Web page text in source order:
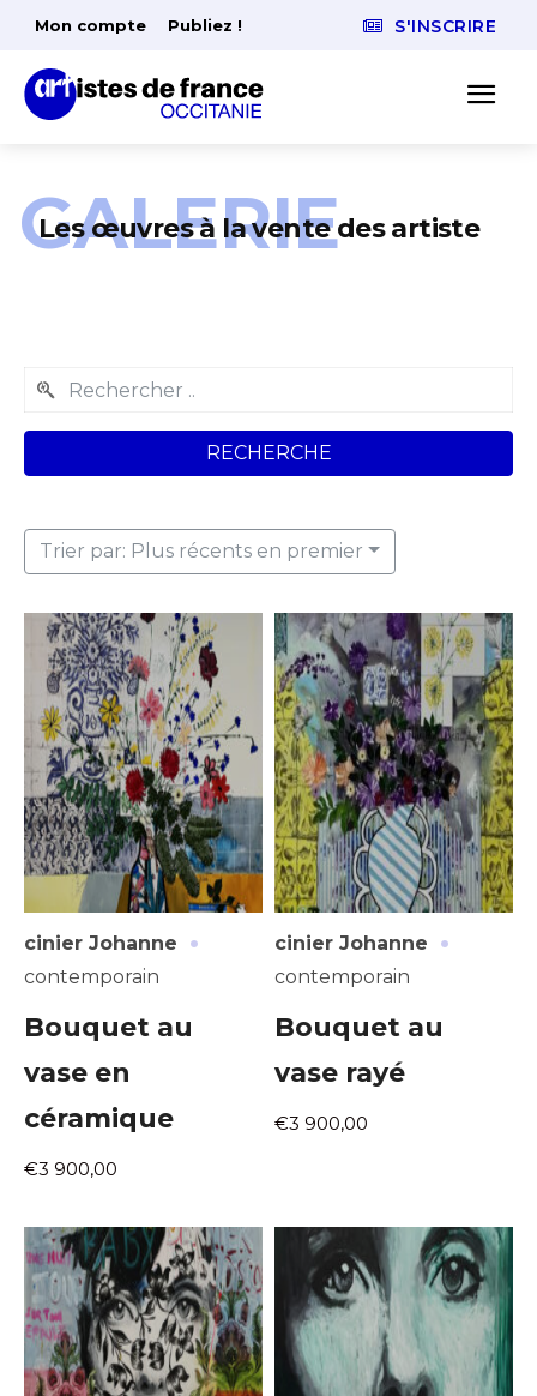
Mon compte Publiez ! S'INSCRIRE
Les œuvres à la vente des artiste
GALERIE
RECHERCHE
Trier par: Plus récents en premier
cinier Johanne ·
contemporain
Bouquet au
vase en
céramique
€3 900,00
cinier Johanne ·
contemporain
Bouquet au
vase rayé
€3 900,00